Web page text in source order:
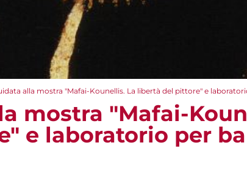
alla mostra "Mafai-Kounellis. La libertà del pittore" e
mostra "Mafai-
e laboratorio per